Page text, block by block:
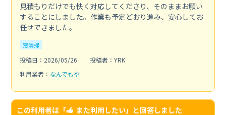
見積もりだけでも快く対応してくださり、そのままお願い
することにしました。作業も予定どおり進み、安心してお
任せできました。
窓清掃
投稿日：2026/05/26
投稿者：YRK
利用業者： なんでもや
この利用者は「 また利用したい」と回答しました